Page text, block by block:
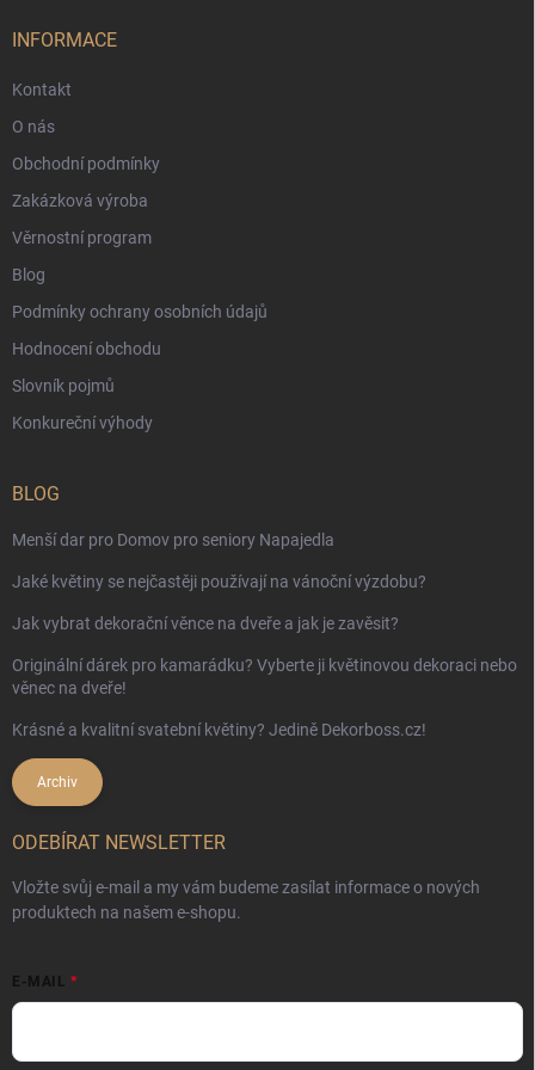
INFORMACE
Kontakt
O nás
Obchodní podmínky
Zakázková výroba
Věrnostní program
Blog
Podmínky ochrany osobních údajů
Hodnocení obchodu
Slovník pojmů
Konkureční výhody
BLOG
Menší dar pro Domov pro seniory Napajedla
Jaké květiny se nejčastěji používají na vánoční výzdobu?
Jak vybrat dekorační věnce na dveře a jak je zavěsit?
Originální dárek pro kamarádku? Vyberte ji květinovou dekoraci nebo
věnec na dveře!
Krásné a kvalitní svatební květiny? Jedině Dekorboss.cz!
Archiv
ODEBÍRAT NEWSLETTER
Vložte svůj e-mail a my vám budeme zasílat informace o nových
produktech na našem e-shopu.
E-MAIL